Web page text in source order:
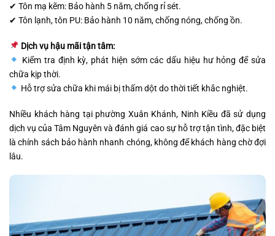
✔ Tôn mạ kẽm: Bảo hành 5 năm, chống rỉ sét.
✔ Tôn lạnh, tôn PU: Bảo hành 10 năm, chống nóng, chống ồn.
Dịch vụ hậu mãi tận tâm:
Kiểm tra định kỳ, phát hiện sớm các dấu hiệu hư hỏng để sửa
chữa kịp thời.
Hỗ trợ sửa chữa khi mái bị thấm dột do thời tiết khắc nghiệt.
Nhiều khách hàng tại phường Xuân Khánh, Ninh Kiều đã sử dụng
dịch vụ của Tâm Nguyên và đánh giá cao sự hỗ trợ tận tình, đặc biệt
là chính sách bảo hành nhanh chóng, không để khách hàng chờ đợi
lâu.